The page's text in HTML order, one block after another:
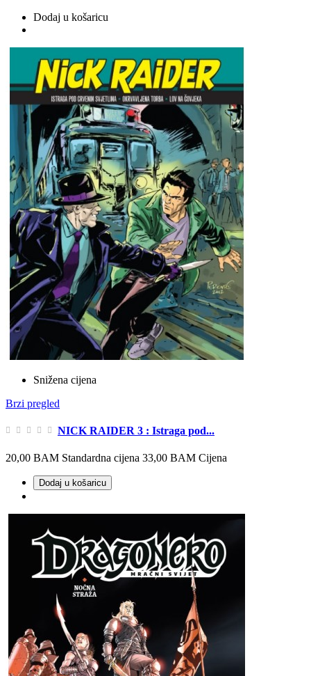
Dodaj u košaricu
Snižena cijena
Brzi pregled
NICK RAIDER 3 : Istraga pod...
20,00 BAM Standardna cijena 33,00 BAM Cijena
Dodaj u košaricu